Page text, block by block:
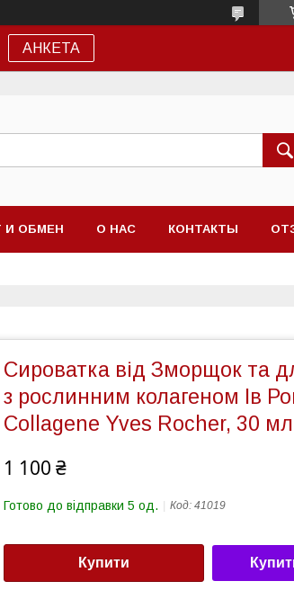
АНКЕТА
И ОБМЕН О НАС КОНТАКТЫ
Сироватка від Зморщок та
з рослинним колагеном Ів
Collagene Yves Rocher, 30 мл
1 100 ₴
Готово до відправки 5 од. Код: 41019
Купити